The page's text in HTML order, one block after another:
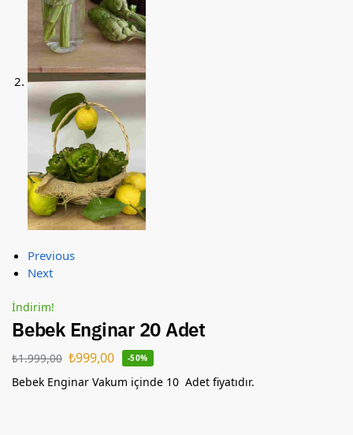
Previous
Next
İndirim!
Bebek Enginar 20 Adet
₺1.999,00 ₺999,00 -50%
Bebek Enginar Vakum içinde 10 Adet fiyatıdır.